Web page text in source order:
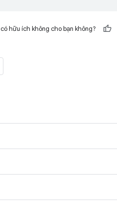
hữu ích không cho bạn không?